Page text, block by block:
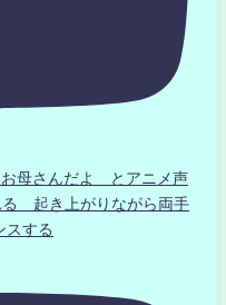
母さんだよ とアニメ声
る 起き上がりながら両手
する